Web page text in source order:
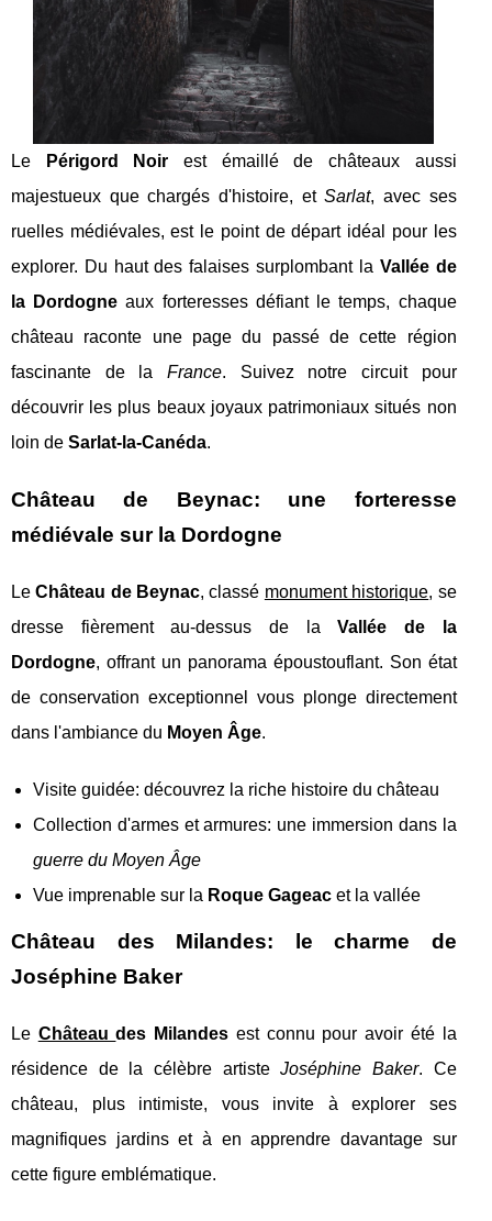
Le Périgord Noir est émaillé de châteaux aussi
majestueux que chargés d'histoire, etSarlat, avec ses
ruelles médiévales, est le point de départ idéal pour les
explorer. Du haut des falaises surplombant la Vallée de
la Dordogne aux forteresses défiant le temps, chaque
château raconte une page du passé de cette région
fascinante de la France. Suivez notre circuit pour
découvrir les plus beaux joyaux patrimoniaux situés non
loin de Sarlat-la-Canéda.
Château de Beynac: une forteresse
médiévale sur la Dordogne
LeChâteau de Beynac, classé monument historique, se
dresse fièrement au-dessus de laVallée de la
Dordogne, offrant un panorama époustouflant. Son état
de conservation exceptionnel vous plonge directement
dans l'ambiance du Moyen Âge.
Visite guidée: découvrez la riche histoire du château
Collection d'armes et armures: une immersion dans la
guerre du Moyen Âge
Vue imprenable sur la Roque Gageac et la vallée
Château des Milandes: le charme de
Joséphine Baker
Le Châteaudes Milandes est connu pour avoir été la
résidence de la célèbre artisteJoséphine Baker. Ce
château, plus intimiste, vous invite à explorer ses
magnifiques jardins et à en apprendre davantage sur
cette figure emblématique.